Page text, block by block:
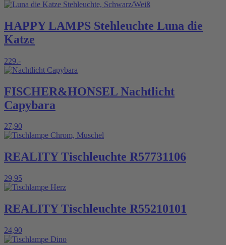
HAPPY LAMPS Stehleuchte Luna die
Katze
229.-
FISCHER&HONSEL Nachtlicht
Capybara
27,90
REALITY Tischleuchte R57731106
29,95
REALITY Tischleuchte R55210101
24,90